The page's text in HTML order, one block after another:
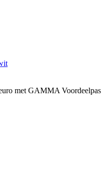
met GAMMA Voordeelpas